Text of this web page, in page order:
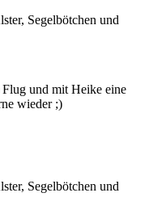
Segelbötchen und
und mit Heike eine
wieder ;)
Segelbötchen und